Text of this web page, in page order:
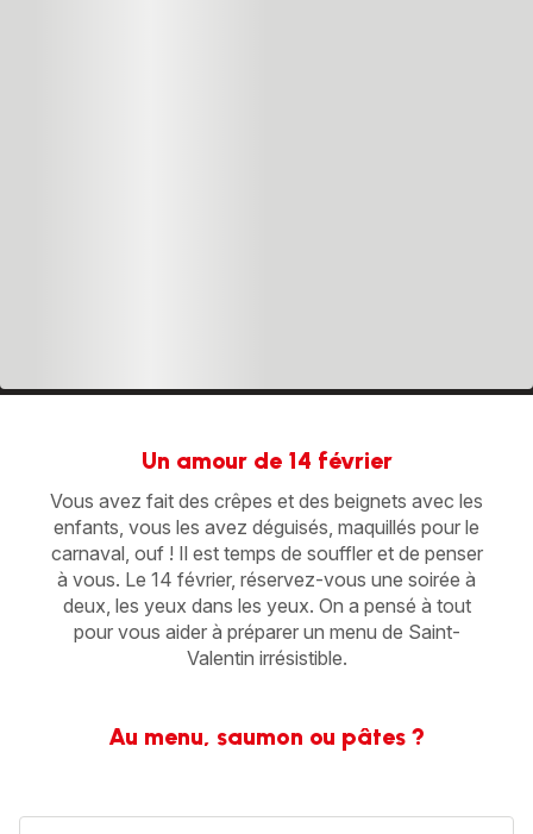
Un amour de 14 février
Vous avez fait des crêpes et des beignets avec les
enfants, vous les avez déguisés, maquillés pour le
carnaval, ouf ! Il est temps de souffler et de penser
à vous. Le 14 février, réservez-vous une soirée à
deux, les yeux dans les yeux. On a pensé à tout
pour vous aider à préparer un menu de Saint-
Valentin irrésistible.
Au menu, saumon ou pâtes ?